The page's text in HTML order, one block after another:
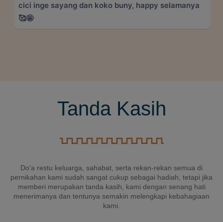
cici inge sayang dan koko buny, happy selamanya
🥰🤩
Tanda Kasih
Do'a restu keluarga, sahabat, serta rekan-rekan semua di
pernikahan kami sudah sangat cukup sebagai hadiah, tetapi jika
memberi merupakan tanda kasih, kami dengan senang hati
menerimanya dan tentunya semakin melengkapi kebahagiaan
kami.